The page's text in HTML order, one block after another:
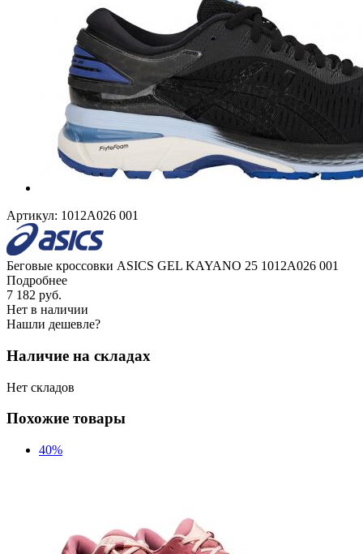
Артикул: 1012A026 001
Беговые кроссовки ASICS GEL KAYANO 25 1012A026 001
Подробнее
7 182 руб.
Нет в наличии
Нашли дешевле?
Наличие на складах
Нет складов
Похожие товары
40%